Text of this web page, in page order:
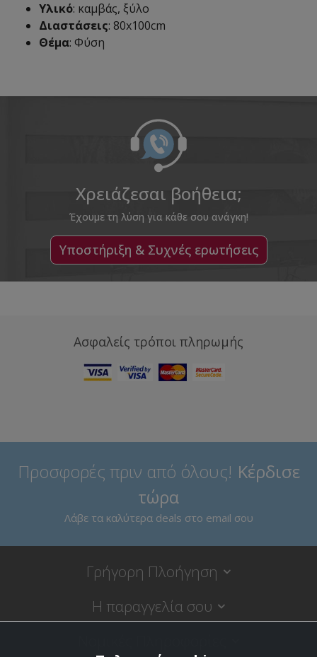
Υλικό: καμβάς, ξύλο
Διαστάσεις: 80x100cm
Θέμα: Φύση
Χρειάζεσαι βοήθεια;
Έχουμε τη λύση για κάθε σου ανάγκη!
Υποστήριξη & Συχνές ερωτήσεις
Ασφαλείς τρόποι πληρωμής
Προσφορές πριν από όλους! Κέρδισε
τώρα
Λάβε τα καλύτερα deals στο email σου
Γρήγορη Πλοήγηση
Η παραγγελία σου